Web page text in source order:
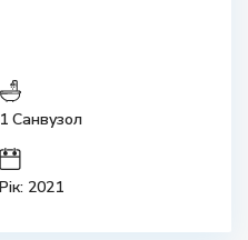
1 Санвузол
Рік: 2021